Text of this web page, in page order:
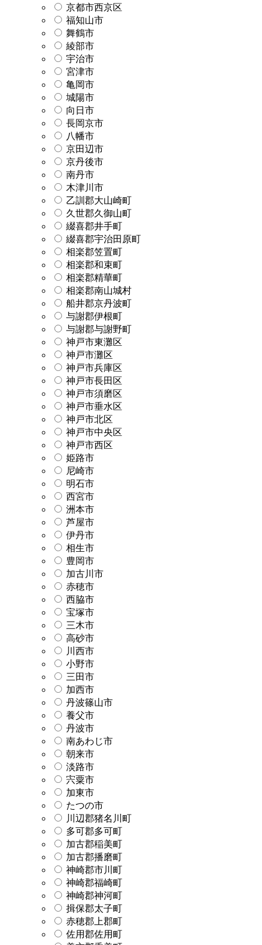
京都市西京区
福知山市
舞鶴市
綾部市
宇治市
宮津市
亀岡市
城陽市
向日市
長岡京市
八幡市
京田辺市
京丹後市
南丹市
木津川市
乙訓郡大山崎町
久世郡久御山町
綴喜郡井手町
綴喜郡宇治田原町
相楽郡笠置町
相楽郡和束町
相楽郡精華町
相楽郡南山城村
船井郡京丹波町
与謝郡伊根町
与謝郡与謝野町
神戸市東灘区
神戸市灘区
神戸市兵庫区
神戸市長田区
神戸市須磨区
神戸市垂水区
神戸市北区
神戸市中央区
神戸市西区
姫路市
尼崎市
明石市
西宮市
洲本市
芦屋市
伊丹市
相生市
豊岡市
加古川市
赤穂市
西脇市
宝塚市
三木市
高砂市
川西市
小野市
三田市
加西市
丹波篠山市
養父市
丹波市
南あわじ市
朝来市
淡路市
宍粟市
加東市
たつの市
川辺郡猪名川町
多可郡多可町
加古郡稲美町
加古郡播磨町
神崎郡市川町
神崎郡福崎町
神崎郡神河町
揖保郡太子町
赤穂郡上郡町
佐用郡佐用町